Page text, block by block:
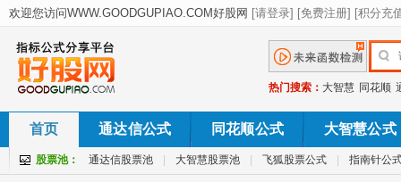
热门搜索： 大智慧 同花顺
首页 通达信公式 同花顺公式 大智慧公式
股票池： 通达信股票池 大智慧股票池 飞狐股票公式 指南针公